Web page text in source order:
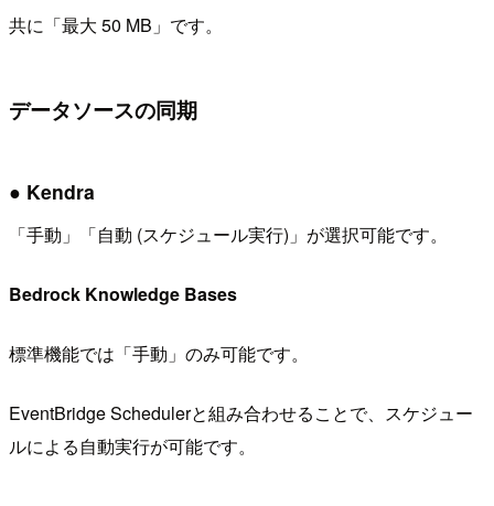
共に「最大 50 MB」です。
データソースの同期
● Kendra
「手動」「自動 (スケジュール実行)」が選択可能です。
Bedrock Knowledge Bases
標準機能では「手動」のみ可能です。
EventBridge Schedulerと組み合わせることで、スケジュー
ルによる自動実行が可能です。